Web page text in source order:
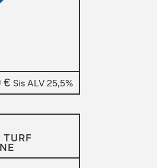
€ Sis ALV 25,5%
TURF